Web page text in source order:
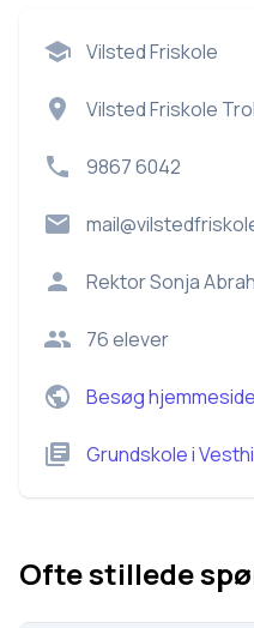
Vilsted Friskole
Vilsted Friskole
9867 6042
RektorSonja
76elever
Besøg
Grundskolei
Ofte stillede